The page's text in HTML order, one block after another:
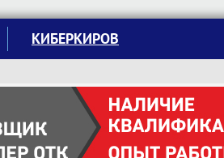
КИБЕРКИРОВ